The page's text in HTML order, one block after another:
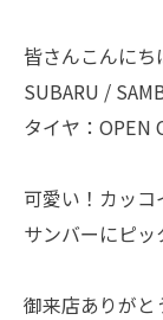
皆さんこんに
SUBARU /
タイヤ：OPEN
可愛い！カッコ
サンバーにピ
御来店ありが